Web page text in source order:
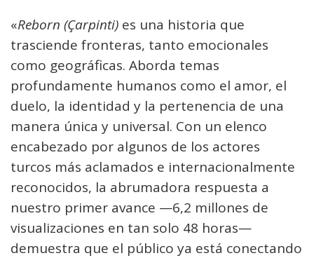
«Reborn (Çarpinti) es una historia que
trasciende fronteras, tanto emocionales
como geográficas. Aborda temas
profundamente humanos como el amor, el
duelo, la identidad y la pertenencia de una
manera única y universal. Con un elenco
encabezado por algunos de los actores
turcos más aclamados e internacionalmente
reconocidos, la abrumadora respuesta a
nuestro primer avance —6,2 millones de
visualizaciones en tan solo 48 horas—
demuestra que el público ya está conectando